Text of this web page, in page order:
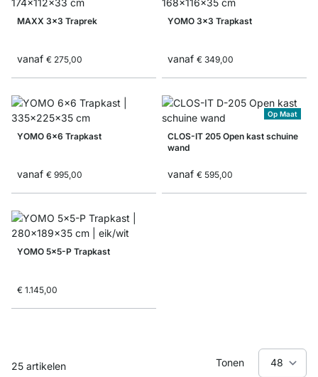
MAXX 3x3 Traprek
vanaf € 275,00
YOMO 3x3 Trapkast
vanaf € 349,00
YOMO 6x6 Trapkast
vanaf € 995,00
Op Maat
CLOS-IT 205 Open kast schuine
wand
vanaf € 595,00
YOMO 5x5-P Trapkast
€ 1.145,00
25 artikelen Tonen